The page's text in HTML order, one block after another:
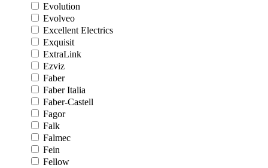
Evolution
Evolveo
Excellent Electrics
Exquisit
ExtraLink
Ezviz
Faber
Faber Italia
Faber-Castell
Fagor
Falk
Falmec
Fein
Fellow